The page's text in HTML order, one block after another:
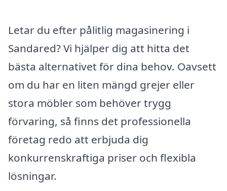
Letar du efter pålitlig magasinering i
Sandared? Vi hjälper dig att hitta det
bästa alternativet för dina behov. Oavsett
om du har en liten mängd grejer eller
stora möbler som behöver trygg
förvaring, så finns det professionella
företag redo att erbjuda dig
konkurrenskraftiga priser och flexibla
lösningar.